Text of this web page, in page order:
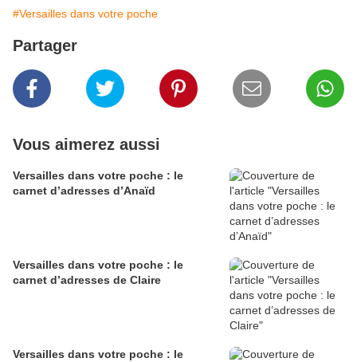
#Versailles dans votre poche
Partager
Vous aimerez aussi
Versailles dans votre poche : le
carnet d’adresses d’Anaïd
Versailles dans votre poche : le
carnet d’adresses de Claire
Versailles dans votre poche : le